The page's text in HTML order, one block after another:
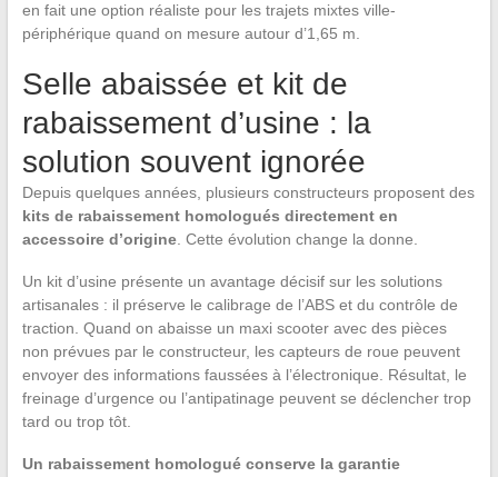
en fait une option réaliste pour les trajets mixtes ville-
périphérique quand on mesure autour d’1,65 m.
Selle abaissée et kit de
rabaissement d’usine : la
solution souvent ignorée
Depuis quelques années, plusieurs constructeurs proposent des
kits de rabaissement homologués directement en
accessoire d’origine. Cette évolution change la donne.
Un kit d’usine présente un avantage décisif sur les solutions
artisanales : il préserve le calibrage de l’ABS et du contrôle de
traction. Quand on abaisse un maxi scooter avec des pièces
non prévues par le constructeur, les capteurs de roue peuvent
envoyer des informations faussées à l’électronique. Résultat, le
freinage d’urgence ou l’antipatinage peuvent se déclencher trop
tard ou trop tôt.
Un rabaissement homologué conserve la garantie